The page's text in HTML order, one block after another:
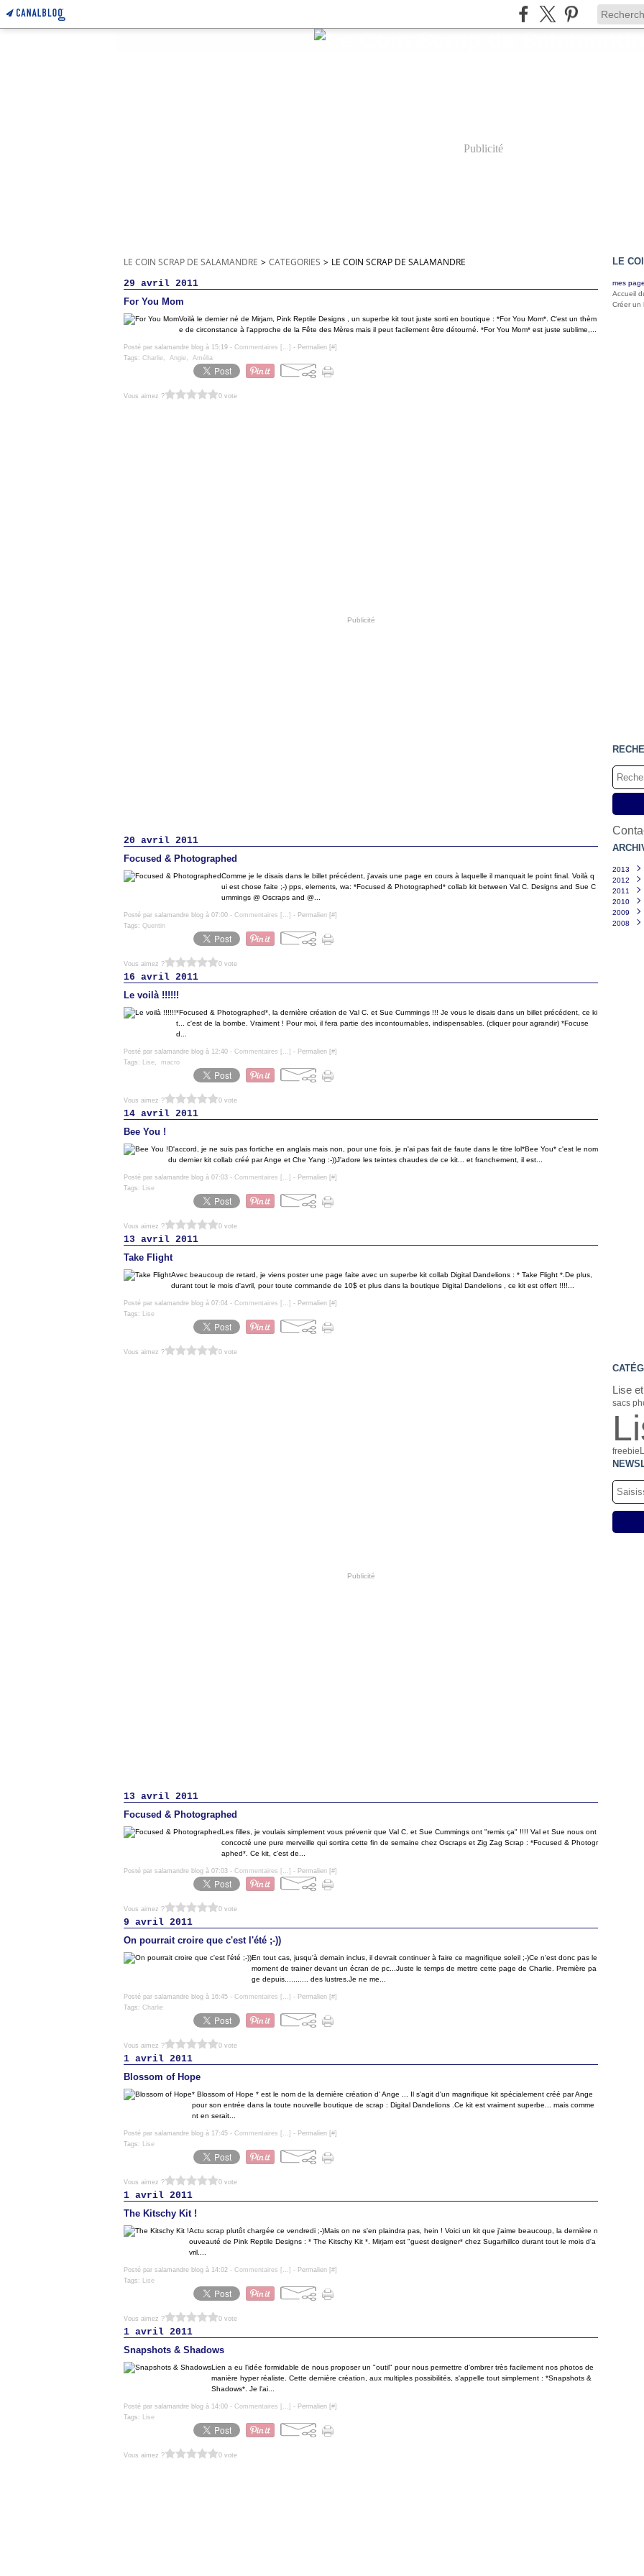
Publicité
LE COIN SCRAP DE SALAMANDRE > CATEGORIES > LE COIN SCRAP DE SALAMANDRE
29 avril 2011
For You Mom
Voilà le dernier né de Mirjam, Pink Reptile Designs , un superbe kit tout juste sorti en boutique : *For You Mom*. C'est un thèm
e de circonstance à l'approche de la Fête des Mères mais il peut facilement être détourné. *For You Mom* est juste sublime,...
Posté par salamandre blog à 15:19 - Commentaires [ …] - Permalien [#]
Tags: Charlie, Angie, Amélia
Vous aimez ? 0 vote
Publicité
20 avril 2011
Focused & Photographed
Comme je le disais dans le billet précédent, j'avais une page en cours à laquelle il manquait le point final. Voilà q
ui est chose faite ;-) pps, elements, wa: *Focused & Photographed* collab kit between Val C. Designs and Sue C
ummings @ Oscraps and @...
Posté par salamandre blog à 07:00 - Commentaires [ …] - Permalien [#]
Tags: Quentin
Vous aimez ? 0 vote
16 avril 2011
Le voilà !!!!!!
*Focused & Photographed*, la dernière création de Val C. et Sue Cummings !!! Je vous le disais dans un billet précédent, ce ki
t... c'est de la bombe. Vraiment ! Pour moi, il fera partie des incontournables, indispensables. (cliquer pour agrandir) *Focuse
d...
Posté par salamandre blog à 12:40 - Commentaires [ …] - Permalien [#]
Tags: Lise, macro
Vous aimez ? 0 vote
14 avril 2011
Bee You !
D'accord, je ne suis pas fortiche en anglais mais non, pour une fois, je n'ai pas fait de faute dans le titre lol*Bee You* c'est le nom
du dernier kit collab créé par Ange et Che Yang :-))J'adore les teintes chaudes de ce kit... et franchement, il est...
Posté par salamandre blog à 07:03 - Commentaires [ …] - Permalien [#]
Tags: Lise
Vous aimez ? 0 vote
13 avril 2011
Take Flight
Avec beaucoup de retard, je viens poster une page faite avec un superbe kit collab Digital Dandelions : * Take Flight *.De plus,
durant tout le mois d'avril, pour toute commande de 10$ et plus dans la boutique Digital Dandelions , ce kit est offert !!!!...
Posté par salamandre blog à 07:04 - Commentaires [ …] - Permalien [#]
Tags: Lise
Vous aimez ? 0 vote
Publicité
13 avril 2011
Focused & Photographed
Les filles, je voulais simplement vous prévenir que Val C. et Sue Cummings ont "remis ça" !!!! Val et Sue nous ont
concocté une pure merveille qui sortira cette fin de semaine chez Oscraps et Zig Zag Scrap : *Focused & Photogr
aphed*. Ce kit, c'est de...
Posté par salamandre blog à 07:03 - Commentaires [ …] - Permalien [#]
Vous aimez ? 0 vote
9 avril 2011
On pourrait croire que c'est l'été ;-))
En tout cas, jusqu'à demain inclus, il devrait continuer à faire ce magnifique soleil ;-)Ce n'est donc pas le
moment de trainer devant un écran de pc...Juste le temps de mettre cette page de Charlie. Première pa
ge depuis........... des lustres.Je ne me...
Posté par salamandre blog à 16:45 - Commentaires [ …] - Permalien [#]
Tags: Charlie
Vous aimez ? 0 vote
1 avril 2011
Blossom of Hope
* Blossom of Hope * est le nom de la dernière création d' Ange ... Il s'agit d'un magnifique kit spécialement créé par Ange
pour son entrée dans la toute nouvelle boutique de scrap : Digital Dandelions .Ce kit est vraiment superbe... mais comme
nt en serait...
Posté par salamandre blog à 17:45 - Commentaires [ …] - Permalien [#]
Tags: Lise
Vous aimez ? 0 vote
1 avril 2011
The Kitschy Kit !
Actu scrap plutôt chargée ce vendredi ;-)Mais on ne s'en plaindra pas, hein ! Voici un kit que j'aime beaucoup, la dernière n
ouveauté de Pink Reptile Designs : * The Kitschy Kit *. Mirjam est "guest designer* chez Sugarhillco durant tout le mois d'a
vril....
Posté par salamandre blog à 14:02 - Commentaires [ …] - Permalien [#]
Tags: Lise
Vous aimez ? 0 vote
1 avril 2011
Snapshots & Shadows
Lien a eu l'idée formidable de nous proposer un "outil" pour nous permettre d'ombrer très facilement nos photos de
manière hyper réaliste. Cette dernière création, aux multiples possibilités, s'appelle tout simplement : *Snapshots &
Shadows*. Je l'ai...
Posté par salamandre blog à 14:00 - Commentaires [ …] - Permalien [#]
Tags: Lise
Vous aimez ? 0 vote
LE
mes
Accueil
Créer un
2013
Mars
2012
Juillet
Juin
Mai
2011
2010
2009
2008
Lise
sacs
freebie